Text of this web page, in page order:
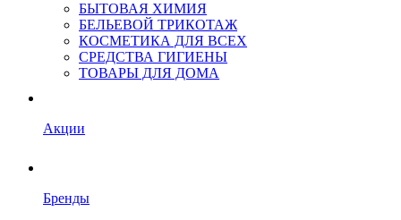
БЫТОВАЯ ХИМИЯ
БЕЛЬЕВОЙ ТРИКОТАЖ
КОСМЕТИКА ДЛЯ ВСЕХ
СРЕДСТВА ГИГИЕНЫ
ТОВАРЫ ДЛЯ ДОМА
Акции
Бренды